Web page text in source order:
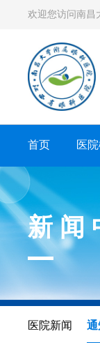
欢迎您访问南昌
首页 医
新闻
医院新闻 通